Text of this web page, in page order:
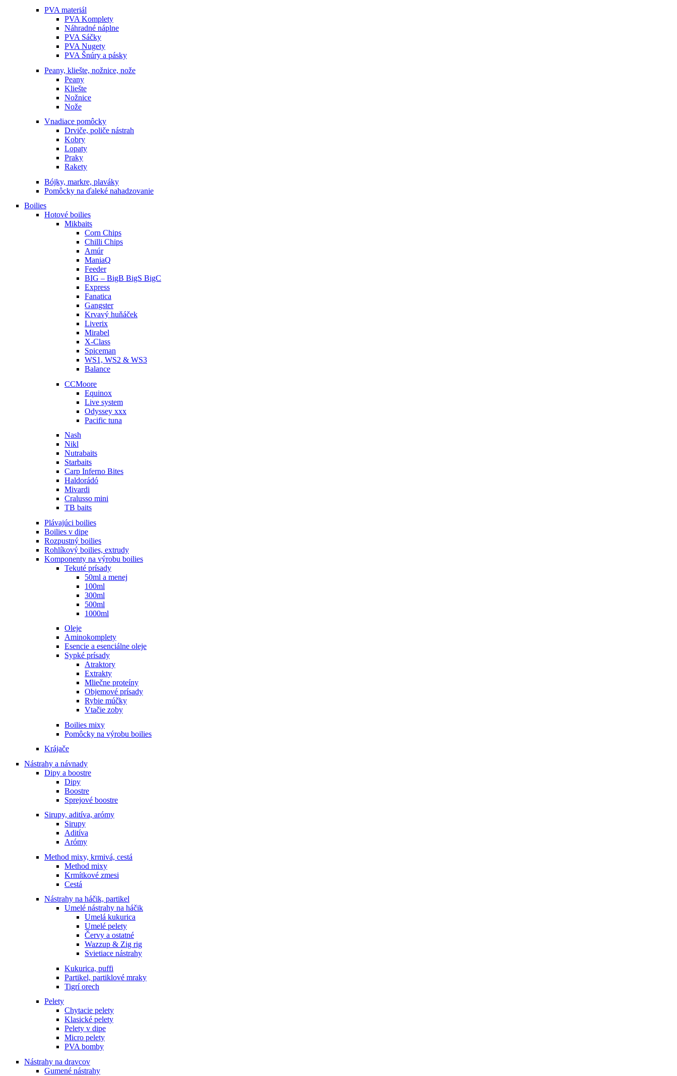
PVA materiál
PVA Komplety
Náhradné náplne
PVA Sáčky
PVA Nugety
PVA Šnúry a pásky
Peany, kliešte, nožnice, nože
Peany
Kliešte
Nožnice
Nože
Vnadiace pomôcky
Drviče, poliče nástrah
Kobry
Lopaty
Praky
Rakety
Bójky, markre, plaváky
Pomôcky na ďaleké nahadzovanie
Boilies
Hotové boilies
Mikbaits
Corn Chips
Chilli Chips
Amúr
ManiaQ
Feeder
BIG – BigB BigS BigC
Express
Fanatica
Gangster
Krvavý huňáček
Liverix
Mirabel
X-Class
Spiceman
WS1, WS2 & WS3
Balance
CCMoore
Equinox
Live system
Odyssey xxx
Pacific tuna
Nash
Nikl
Nutrabaits
Starbaits
Carp Inferno Bites
Haldorádó
Mivardi
Cralusso mini
TB baits
Plávajúci boilies
Boilies v dipe
Rozpustný boilies
Rohlíkový boilies, extrudy
Komponenty na výrobu boilies
Tekuté prísady
50ml a menej
100ml
300ml
500ml
1000ml
Oleje
Aminokomplety
Esencie a esenciálne oleje
Sypké prísady
Atraktory
Extrakty
Mliečne proteíny
Objemové prísady
Rybie múčky
Vtačie zoby
Boilies mixy
Pomôcky na výrobu boilies
Krájače
Nástrahy a návnady
Dipy a boostre
Dipy
Boostre
Sprejové boostre
Sirupy, aditíva, arómy
Sirupy
Aditíva
Arómy
Method mixy, krmivá, cestá
Method mixy
Krmítkové zmesi
Cestá
Nástrahy na háčik, partikel
Umelé nástrahy na háčik
Umelá kukurica
Umelé pelety
Červy a ostatné
Wazzup & Zig rig
Svietiace nástrahy
Kukurica, puffi
Partikel, partiklové mraky
Tigrí orech
Pelety
Chytacie pelety
Klasické pelety
Pelety v dipe
Micro pelety
PVA bomby
Nástrahy na dravcov
Gumené nástrahy